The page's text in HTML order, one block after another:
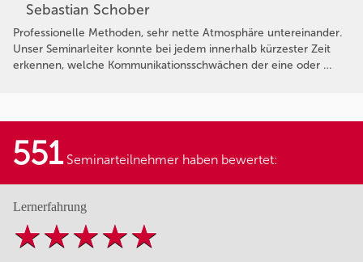
Sebastian Schober
Professionelle Methoden, sehr nette Atmosphäre untereinander.
Unser Seminarleiter konnte bei jedem innerhalb kürzester Zeit
erkennen, welche Kommunikationsschwächen der eine oder …
551Seminarteilnehmer haben bewertet:
Lernerfahrung